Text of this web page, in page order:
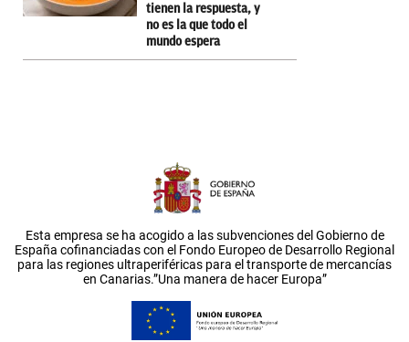
tienen la respuesta, y
no es la que todo el
mundo espera
Esta empresa se ha acogido a las subvenciones del Gobierno de
España cofinanciadas con el Fondo Europeo de Desarrollo Regional
para las regiones ultraperiféricas para el transporte de mercancías
en Canarias.”Una manera de hacer Europa”